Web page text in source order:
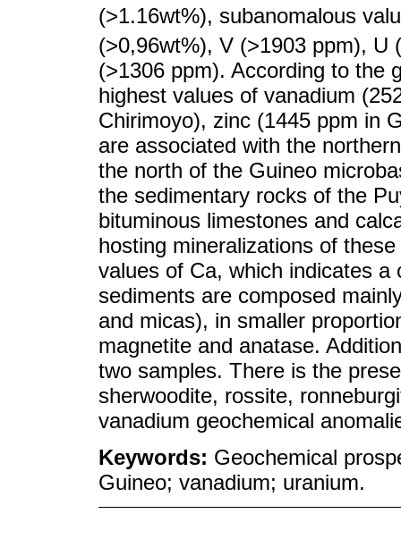
(>1.16wt%), subanomalous
(>0,96wt%), V (>1903 ppm), U
(>1306 ppm). According to the
highest values of vanadium
Chirimoyo), zinc (1445 ppm in
are associated with the
the north of the Guineo
the sedimentary rocks of the
bituminous limestones and
hosting mineralizations of
values of Ca, which indicates
sediments are composed
and micas), in smaller
magnetite and anatase.
two samples. There is the
sherwoodite, rossite,
vanadium geochemical
Keywords: Geochemical
Guineo; vanadium; uranium.